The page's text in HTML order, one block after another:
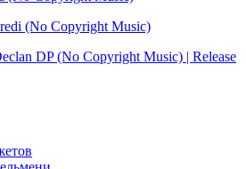
(No Copyright Music)
DP (No Copyright Music) | Release